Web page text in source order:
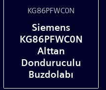
KG86PFWC0N
Siemens
KG86PFWC0N
Alttan
Donduruculu
Buzdolabı